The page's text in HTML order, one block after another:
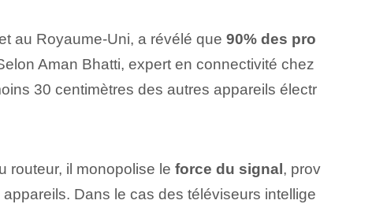
au Royaume-Uni, a révélé que 90% des pro
Aman Bhatti, expert en connectivité chez
30 centimètres des autres appareils électr
routeur, il monopolise le force du signal , prov
Dans le cas des téléviseurs intellige